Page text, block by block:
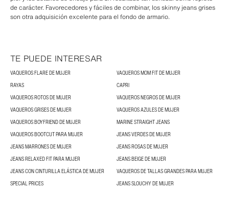
de carácter. Favorecedores y fáciles de combinar, los skinny jeans grises
son otra adquisición excelente para el fondo de armario.
TE PUEDE INTERESAR
VAQUEROS FLARE DE MUJER
VAQUEROS MOM FIT DE MUJER
RAYAS
CAPRI
VAQUEROS ROTOS DE MUJER
VAQUEROS NEGROS DE MUJER
VAQUEROS GRISES DE MUJER
VAQUEROS AZULES DE MUJER
VAQUEROS BOYFRIEND DE MUJER
MARINE STRAIGHT JEANS
VAQUEROS BOOTCUT PARA MUJER
JEANS VERDES DE MUJER
JEANS MARRONES DE MUJER
JEANS ROSAS DE MUJER
JEANS RELAXED FIT PARA MUJER
JEANS BEIGE DE MUJER
JEANS CON CINTURILLA ELÁSTICA DE MUJER
VAQUEROS DE TALLAS GRANDES PARA MUJER
SPECIAL PRICES
JEANS SLOUCHY DE MUJER